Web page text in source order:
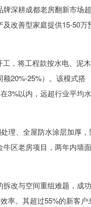
深耕成都老房翻新市场
改善型家庭提供15-50万
，将工程款按水电、泥木
20%-25%）。该模式搭
3%以内，远超行业平均水
理、全屋防水涂层加厚，
区老房项目，两年内墙
改与空间重组难题，成
率。其超过55%的新客户